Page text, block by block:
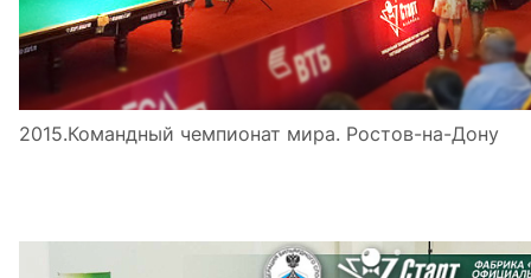
2015.Командный чемпионат мира. Ростов-на-Дону